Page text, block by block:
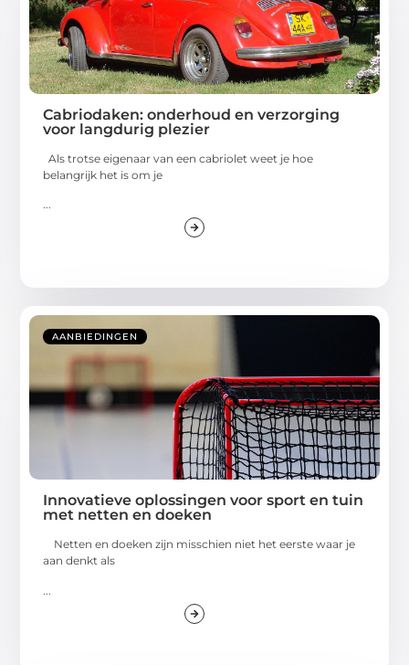
Cabriodaken: onderhoud en verzorging
voor langdurig plezier
Als trotse eigenaar van een cabriolet weet je hoe
belangrijk het is om je
...
AANBIEDINGEN
Innovatieve oplossingen voor sport en tuin
met netten en doeken
Netten en doeken zijn misschien niet het eerste waar je
aan denkt als